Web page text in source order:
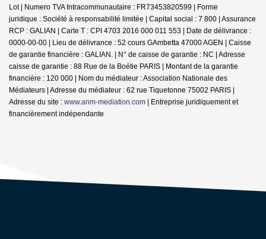
Lot | Numero TVA Intracommunautaire : FR73453820599 | Forme
juridique : Société à responsabilité limitée | Capital social : 7 800 | Assurance
RCP : GALIAN | Carte T : CPI 4703 2016 000 011 553 | Date de délivrance :
0000-00-00 | Lieu de délivrance : 52 cours GAmbetta 47000 AGEN | Caisse
de garantie financière : GALIAN. | N° de caisse de garantie : NC | Adresse
caisse de garantie : 88 Rue de la Boétie PARIS | Montant de la garantie
financière : 120 000 | Nom du médiateur : Association Nationale des
Médiateurs | Adresse du médiateur : 62 rue Tiquetonne 75002 PARIS |
Adresse du site : www.anm-mediation.com | Entreprise juridiquement et
financièrement indépendante